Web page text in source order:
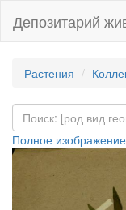
Депозитарий
Растения
Полное изображение